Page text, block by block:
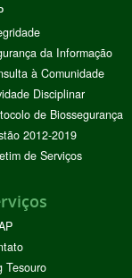
da Informação
à Comunidade
Disciplinar
de Biossegurança
2012-2019
de Serviços
Tesouro